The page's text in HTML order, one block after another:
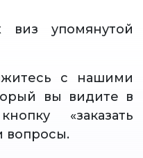
виз упомянутой
с нашими
вы видите в
«заказать
вопросы.